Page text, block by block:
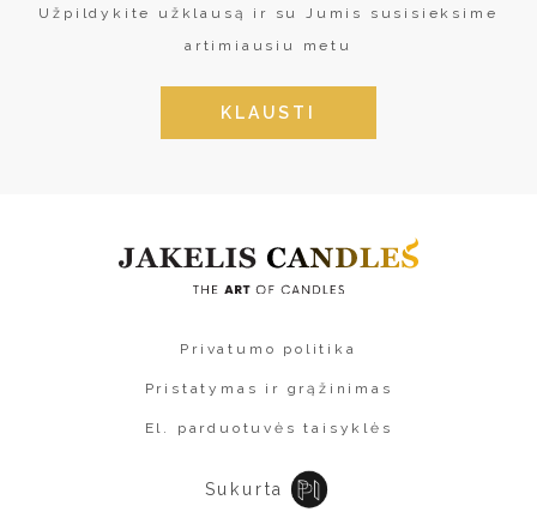
Užpildykite užklausą ir su Jumis susisieksime
artimiausiu metu
KLAUSTI
Privatumo politika
Pristatymas ir grąžinimas
El. parduotuvės taisyklės
Sukurta